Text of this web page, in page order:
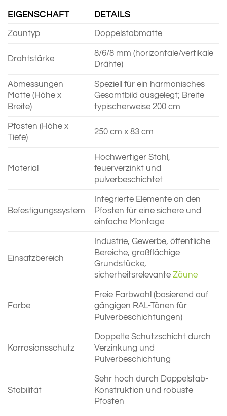
EIGENSCHAFT DETAILS
Zauntyp Doppelstabmatte
Drahtstärke
8/6/8 mm (horizontale/vertikale
Drähte)
Abmessungen
Matte (Höhe x
Breite)
Speziell für ein harmonisches
Gesamtbild ausgelegt; Breite
typischerweise 200 cm
Pfosten (Höhe x
Tiefe)
250 cm x 83 cm
Material
Hochwertiger Stahl,
feuerverzinkt und
pulverbeschichtet
Befestigungssystem
Integrierte Elemente an den
Pfosten für eine sichere und
einfache Montage
Einsatzbereich
Industrie, Gewerbe, öffentliche
Bereiche, großflächige
Grundstücke,
sicherheitsrelevante Zäune
Farbe
Freie Farbwahl (basierend auf
gängigen RAL-Tönen für
Pulverbeschichtungen)
Korrosionsschutz
Doppelte Schutzschicht durch
Verzinkung und
Pulverbeschichtung
Stabilität
Sehr hoch durch Doppelstab-
Konstruktion und robuste
Pfosten